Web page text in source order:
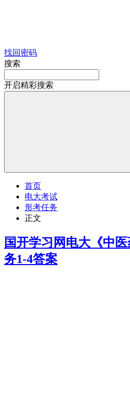
找回密码
搜索
开启精彩搜索
首页
电大考试
形考任务
正文
国开学习网电大《中
务1-4答案